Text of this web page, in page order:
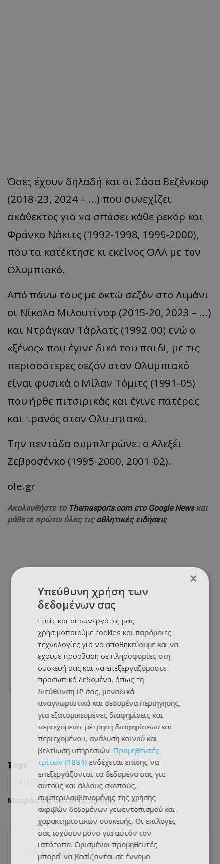
Όσες έχουν δηλαδή και οι Σάσα Βεζένκοφ
(2018-23, 2024 – …) που συνεχίζει
ακάθεκτος για να σπάσει κάθε ρεκόρ και
Φράνκο Νάκιτς (1992-1998, 1999-2000),
που τα κατέκτησε κι εκείνος ΟΛΑ με τον
Ολυμπιακό.
Από πάνω τους με οκτώ σεζόν στο Λιμάνι
οι Νίκολα Μιλουτίνοφ (2015-20, 2023 – …)
και Ντράγκαν Τάρλατς (1992-00) ενώ ο
«ξένος» που έγινε δικό του παιδί, με τις
περισσότερες σεζόν στον Ολυμπιακό
είναι φυσικά ο Μίλαν Τόμιτς (1991-05)
που ήρθε πιτσιρικάς και έγινε πατέρας
και τρανός στον Ολυμπιακό.
Την πεντάδα συμπληρώνει ο Αλεξέι
Ζεβροσένκο (1995-2000, 2001-02).
ole.gr
Ακολουθήστε το Themasports.com στο Google Newsκαι
μάθετε πρώτοι όλες τις αθλητικές ειδήσεις
Tags
ΜΠΑΣΚΕΤ
Μοιράσου αυτό το άρθρο
ΠΡΟΗΓΟΎΜΕΝΟ ΆΡΘΡΟ
×
Υπεύθυνη χρήση των
δεδομένων σας
Εμείς και οι συνεργάτες μας
χρησιμοποιούμε cookies και παρόμοιες
τεχνολογίες για να αποθηκεύουμε και να
έχουμε πρόσβαση σε πληροφορίες στη
συσκευή σας και να επεξεργαζόμαστε
προσωπικά δεδομένα, όπως τη
διεύθυνση IP σας, μοναδικά
αναγνωριστικά και δεδομένα περιήγησης,
για εξατομικευμένες διαφημίσεις και
περιεχόμενο, μέτρηση διαφημίσεων και
περιεχομένου, ανάλυση κοινού και
βελτίωση υπηρεσιών. Προμηθευτές
τρίτων (1884) ενδέχεται επίσης να
επεξεργάζονται τα δεδομένα σας για
αυτούς και άλλους σκοπούς,
συμπεριλαμβανομένης της χρήσης
ακριβών δεδομένων γεωεντοπισμού και
χαρακτηριστικών συσκευής. Οι επιλογές
σας ισχύουν μόνο για αυτόν τον
ιστότοπο. Ορισμένοι προμηθευτές
μπορεί να βασίζονται σε έννομο